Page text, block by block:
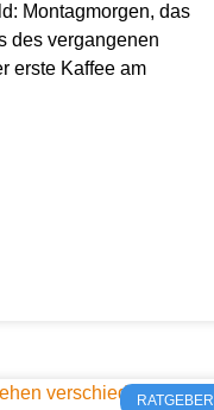
Montagmorgen, das
des vergangenen
erste Kaffee am
RATGEBER